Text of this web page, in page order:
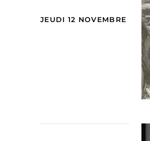
JEUDI 12 NOVEMBRE